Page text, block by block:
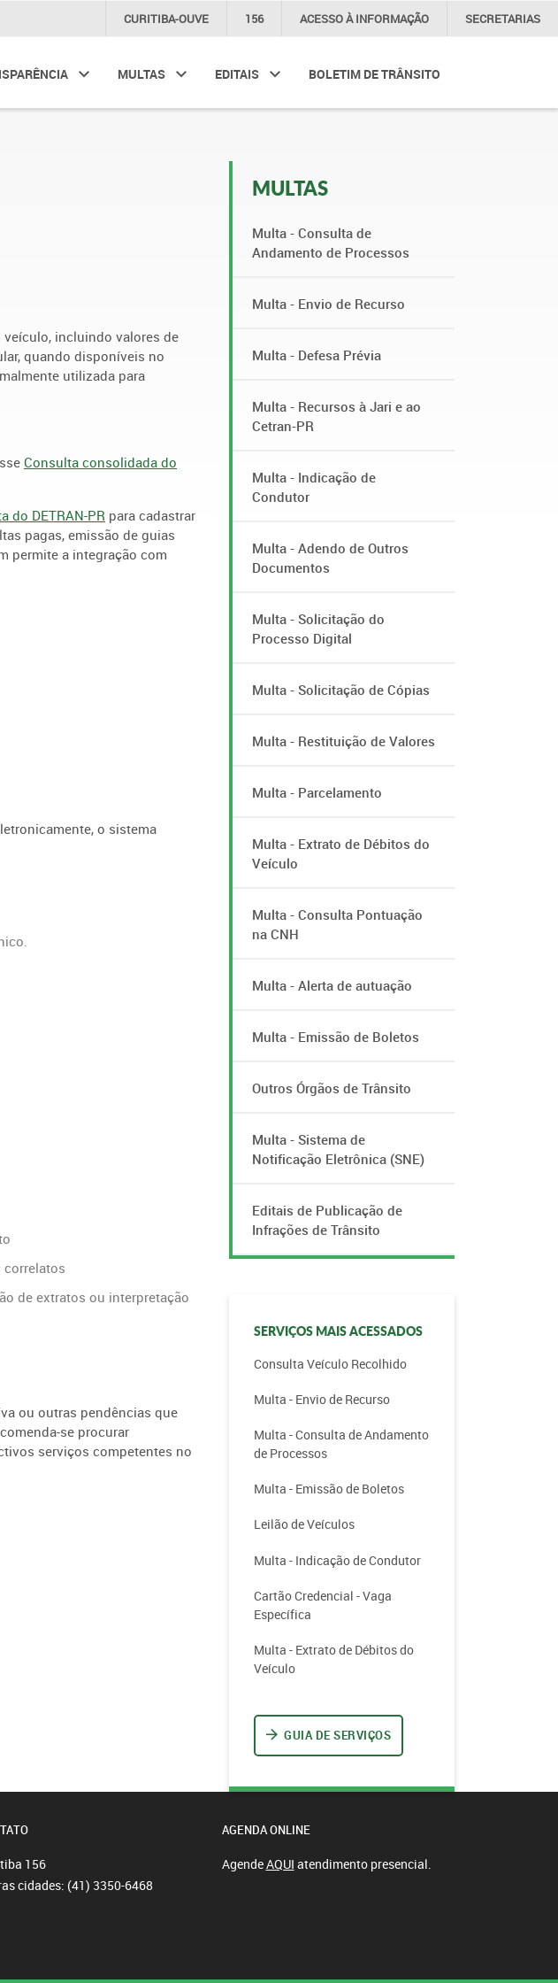
CURITIBA-OUVE 156 ACESSO ÀINFORMAÇÃO SECRETARIAS
MULTAS EDITAIS BOLETIM DE TRÂNSITO
incluindo valores de
quando disponíveis no
utilizada para
Consulta consolidada do
do DETRAN-PR para cadastrar
pagas, emissão de guias
permite a integração com
o sistema
correlatos
de extratos ou interpretação
ou outras pendências que
se procurar
serviços competentes no
MULTAS
Multa - Consulta de
Andamento de Processos
Multa - Envio de Recurso
Multa - Defesa Prévia
Multa - Recursos à Jari e ao
Cetran-PR
Multa - Indicação de
Condutor
Multa - Adendo de Outros
Documentos
Multa - Solicitação do
Processo Digital
Multa - Solicitação de Cópias
Multa - Restituição de Valores
Multa - Parcelamento
Multa - Extrato de Débitos do
Veículo
Multa - Consulta Pontuação
na CNH
Multa - Alerta de autuação
Multa - Emissão de Boletos
Outros Órgãos de Trânsito
Multa - Sistema de
Notificação Eletrônica (SNE)
Editais de Publicação de
Infrações de Trânsito
SERVIÇOS MAIS ACESSADOS
Consulta Veículo Recolhido
Multa - Envio de Recurso
Multa - Consulta de Andamento
de Processos
Multa - Emissão de Boletos
Leilão de Veículos
Multa - Indicação de Condutor
Cartão Credencial - Vaga
Específica
Multa - Extrato de Débitos do
Veículo
GUIA DE SERVIÇOS
156
cidades: (41) 3350-6468
AGENDA ONLINE
AgendeAQUI atendimento presencial.